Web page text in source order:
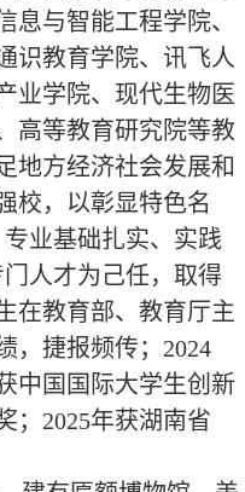
息与智能工程学院、
识教育学院、讯飞人
业学院、现代生物医
高等教育研究院等教
地方经济社会发展和
校，以彰显特色名
业基础扎实、实践
人才为己任，取得
在教育部、教育厅主
，捷报频传；2024
中国国际大学生创新
；2025年获湖南省